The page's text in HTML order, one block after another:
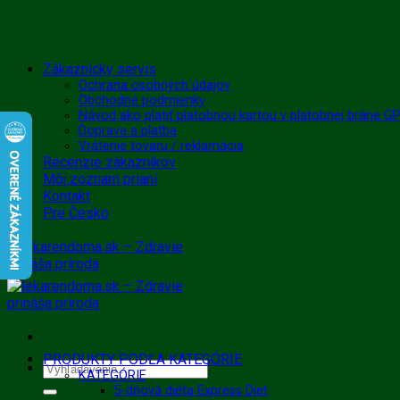
Skip
Zákaznícky servis
Ochrana osobných údajov
Obchodné podmienky
Návod ako platiť platobnou kartou v platobnej bráne
Doprava a platba
Vrátenie tovaru / reklamácia
Recenzie zákazníkov
Môj zoznam prianí
Kontakt
Pre Česko
Hľadať:
PRODUKTY PODĽA KATEGÓRIE
KATEGÓRIE
5-dňová diéta Express Diet